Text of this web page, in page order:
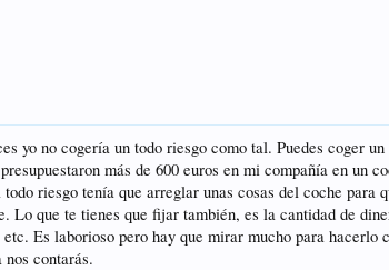
yo no cogería un todo riesgo como tal. Puedes coger
más de 600 euros en mi compañía en
riesgo tenía que arreglar unas cosas del coche
que te tienes que fijar también, es la cantidad de
Es laborioso pero hay que mirar mucho para
contarás.